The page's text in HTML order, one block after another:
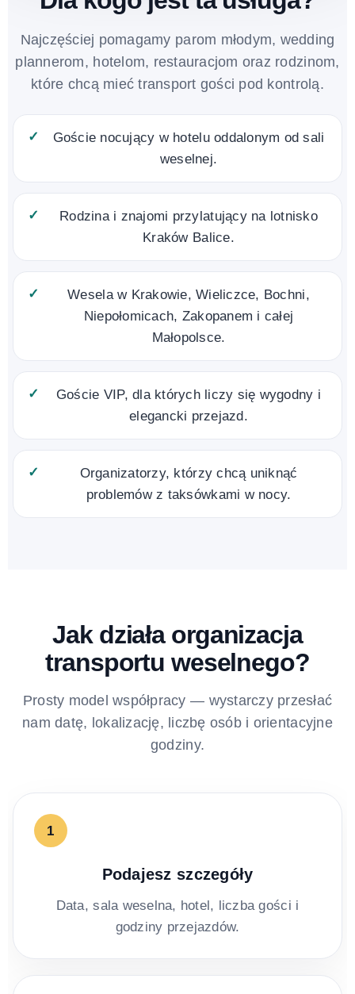
Najczęściej pomagamy parom młodym, wedding
plannerom, hotelom, restauracjom oraz rodzinom,
które chcą mieć transport gości pod kontrolą.
Goście nocujący w hotelu oddalonym od sali
weselnej.
Rodzina i znajomi przylatujący na lotnisko
Kraków Balice.
Wesela w Krakowie, Wieliczce, Bochni,
Niepołomicach, Zakopanem i całej
Małopolsce.
Goście VIP, dla których liczy się wygodny i
elegancki przejazd.
Organizatorzy, którzy chcą uniknąć
problemów z taksówkami w nocy.
Jak działa organizacja
transportu weselnego?
Prosty model współpracy — wystarczy przesłać
nam datę, lokalizację, liczbę osób i orientacyjne
godziny.
1
Podajesz szczegóły
Data, sala weselna, hotel, liczba gości i
godziny przejazdów.